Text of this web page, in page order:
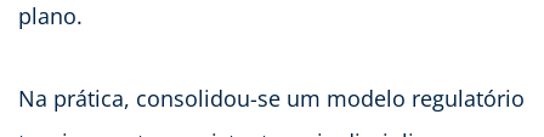
plano.
Na prática, consolidou-se um modelo regulatório